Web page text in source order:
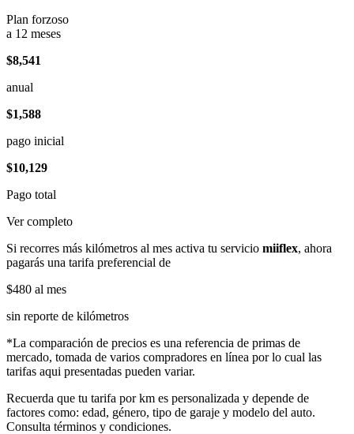
Plan forzoso
a 12 meses
$8,541
anual
$1,588
pago inicial
$10,129
Pago total
Ver completo
Si recorres más kilómetros al mes activa tu servicio miiflex, ahora
pagarás una tarifa preferencial de
$480 al mes
sin reporte de kilómetros
*La comparación de precios es una referencia de primas de
mercado, tomada de varios compradores en línea por lo cual las
tarifas aqui presentadas pueden variar.
Recuerda que tu tarifa por km es personalizada y depende de
factores como: edad, género, tipo de garaje y modelo del auto.
Consulta términos y condiciones.